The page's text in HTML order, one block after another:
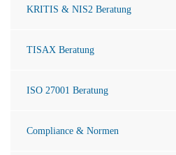
KRITIS & NIS2 Beratung
TISAX Beratung
ISO 27001 Beratung
Compliance & Normen